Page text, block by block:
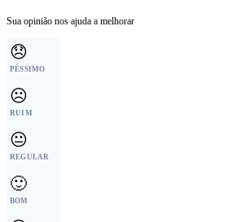
Sua opinião nos ajuda a melhorar
😞
PÉSSIMO
☹️
RUIM
😐
REGULAR
🙂
BOM